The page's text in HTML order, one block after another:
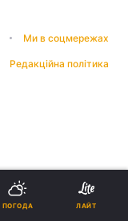
Ми в соцмережах
Редакційна політика
ПОГОДА ЛАЙТ